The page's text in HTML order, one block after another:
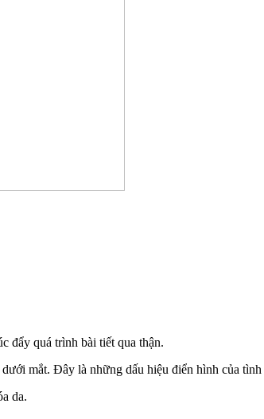
đẩy quá trình bài tiết qua thận.
mắt. Đây là những dấu hiệu điển hình của
da.